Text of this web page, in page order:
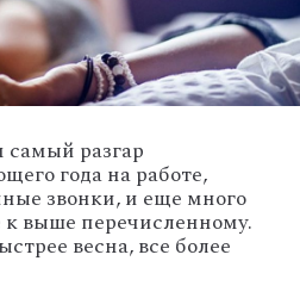
разгар
года на работе,
звонки, и еще много
к выше перечисленному.
весна, все более